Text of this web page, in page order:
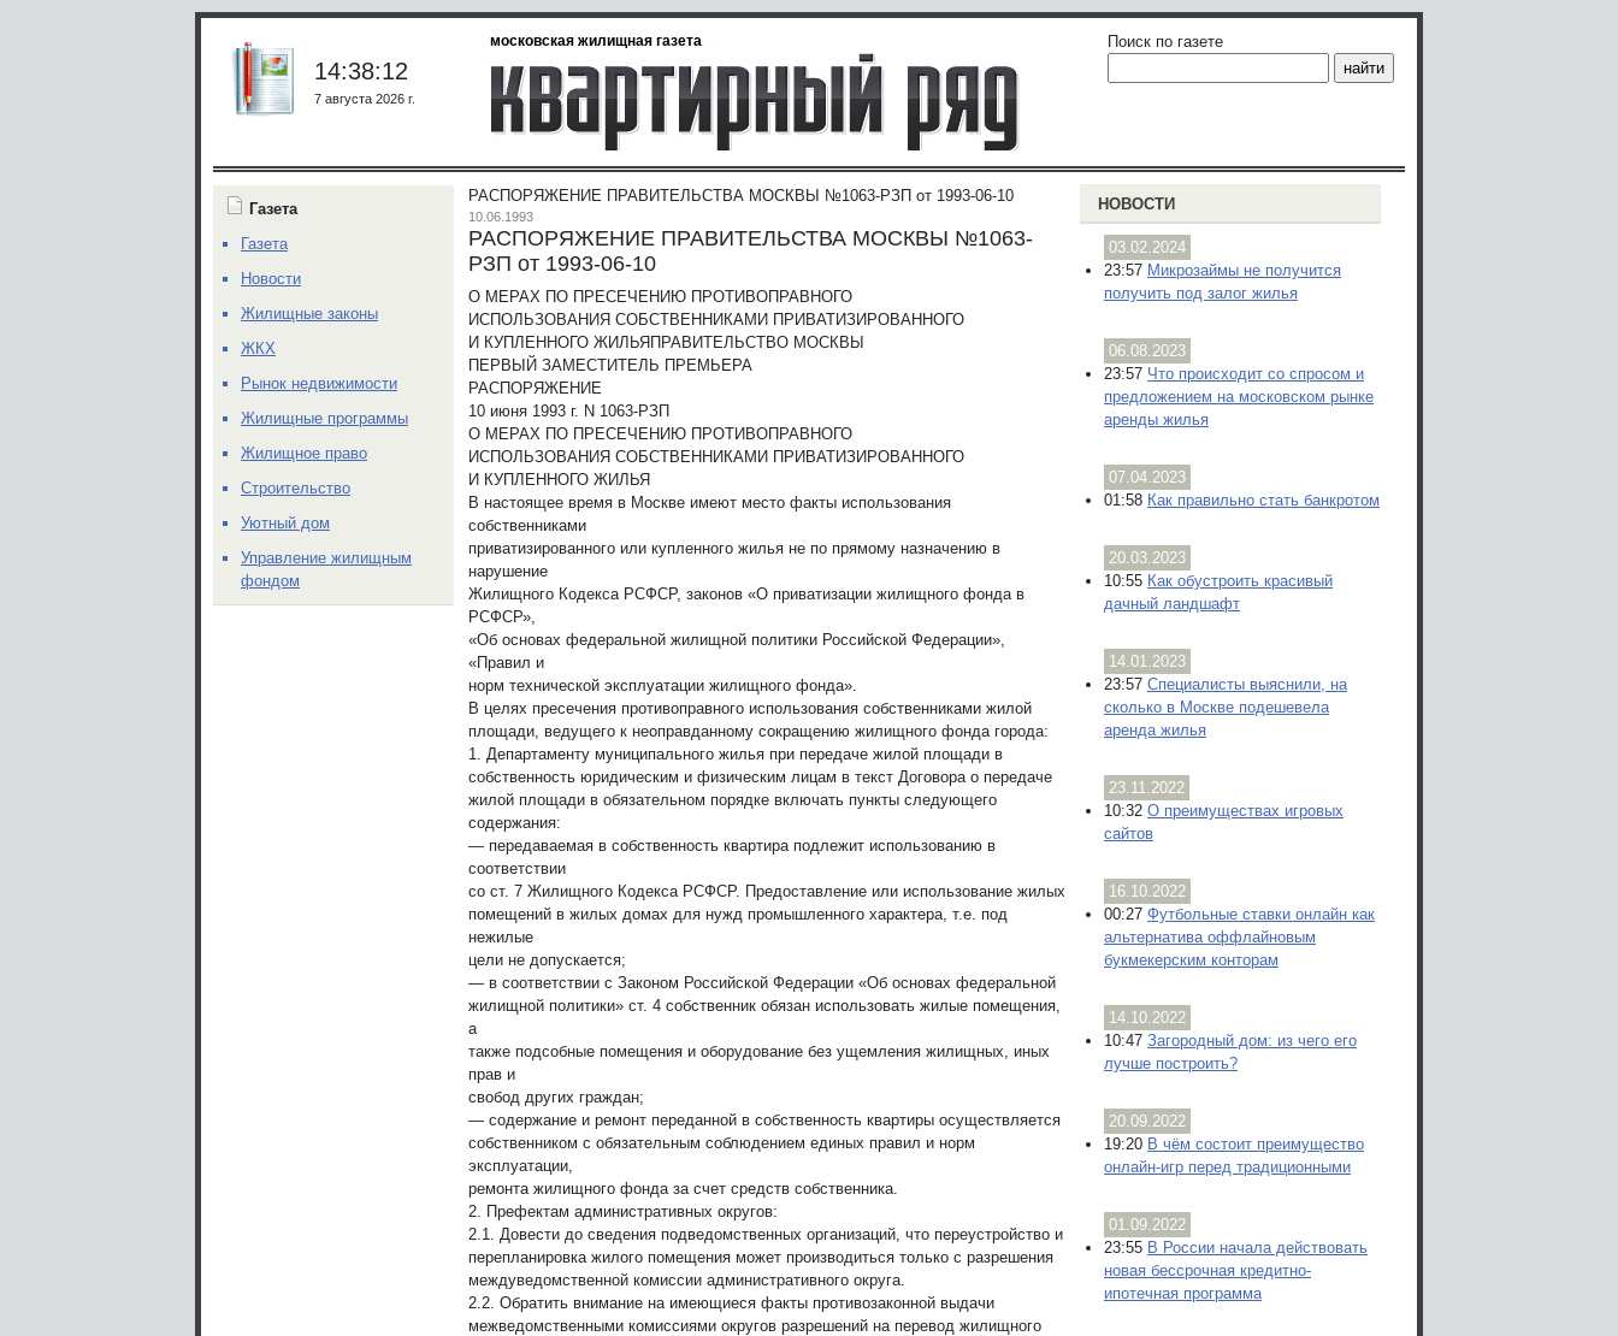
московская жилищная газета
14:38:12
7 августа 2026 г.
Поиск по газете
РАСПОРЯЖЕНИЕ ПРАВИТЕЛЬСТВА МОСКВЫ №1063-РЗП от 1993-06-10
10.06.1993
РАСПОРЯЖЕНИЕ ПРАВИТЕЛЬСТВА МОСКВЫ №1063-
РЗП от 1993-06-10
О МЕРАХ ПО ПРЕСЕЧЕНИЮ ПРОТИВОПРАВНОГО
ИСПОЛЬЗОВАНИЯ СОБСТВЕННИКАМИ ПРИВАТИЗИРОВАННОГО
И КУПЛЕННОГО ЖИЛЬЯПРАВИТЕЛЬСТВО МОСКВЫ
ПЕРВЫЙ ЗАМЕСТИТЕЛЬ ПРЕМЬЕРА
РАСПОРЯЖЕНИЕ
10 июня 1993 г. N 1063-РЗП
О МЕРАХ ПО ПРЕСЕЧЕНИЮ ПРОТИВОПРАВНОГО
ИСПОЛЬЗОВАНИЯ СОБСТВЕННИКАМИ ПРИВАТИЗИРОВАННОГО
И КУПЛЕННОГО ЖИЛЬЯ
В настоящее время в Москве имеют место факты использования
собственниками
приватизированного или купленного жилья не по прямому назначению в
нарушение
Жилищного Кодекса РСФСР, законов «О приватизации жилищного фонда в
РСФСР»,
«Об основах федеральной жилищной политики Российской Федерации»,
«Правил и
норм технической эксплуатации жилищного фонда».
В целях пресечения противоправного использования собственниками жилой
площади, ведущего к неоправданному сокращению жилищного фонда города:
1. Департаменту муниципального жилья при передаче жилой площади в
собственность юридическим и физическим лицам в текст Договора о передаче
жилой площади в обязательном порядке включать пункты следующего
содержания:
— передаваемая в собственность квартира подлежит использованию в
соответствии
со ст. 7 Жилищного Кодекса РСФСР. Предоставление или использование жилых
помещений в жилых домах для нужд промышленного характера, т.е. под
нежилые
цели не допускается;
— в соответствии с Законом Российской Федерации «Об основах федеральной
жилищной политики» ст. 4 собственник обязан использовать жилые помещения,
а
также подсобные помещения и оборудование без ущемления жилищных, иных
прав и
свобод других граждан;
— содержание и ремонт переданной в собственность квартиры осуществляется
собственником с обязательным соблюдением единых правил и норм
эксплуатации,
ремонта жилищного фонда за счет средств собственника.
2. Префектам административных округов:
2.1. Довести до сведения подведомственных организаций, что переустройство и
перепланировка жилого помещения может производиться только с разрешения
междуведомственной комиссии административного округа.
2.2. Обратить внимание на имеющиеся факты противозаконной выдачи
межведомственными комиссиями округов разрешений на перевод жилищного
НОВОСТИ
03.02.2024
23:57 Микрозаймы не получится
получить под залог жилья
06.08.2023
23:57 Что происходит со спросом и
предложением на московском рынке
аренды жилья
07.04.2023
01:58 Как правильно стать банкротом
20.03.2023
10:55 Как обустроить красивый
дачный ландшафт
14.01.2023
23:57 Специалисты выяснили, на
сколько в Москве подешевела
аренда жилья
23.11.2022
10:32 О преимуществах игровых
сайтов
16.10.2022
00:27 Футбольные ставки онлайн как
альтернатива оффлайновым
букмекерским конторам
14.10.2022
10:47 Загородный дом: из чего его
лучше построить?
20.09.2022
19:20 В чём состоит преимущество
онлайн-игр перед традиционными
01.09.2022
23:55 В России начала действовать
новая бессрочная кредитно-
ипотечная программа
Газета
Газета
Новости
Жилищные законы
ЖКХ
Рынок недвижимости
Жилищные программы
Жилищное право
Строительство
Уютный дом
Управление жилищным
фондом